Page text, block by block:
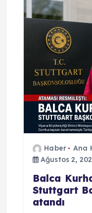
m
e
Haber Ana
Ağustos 2,
Balca
Stuttgart
atandı